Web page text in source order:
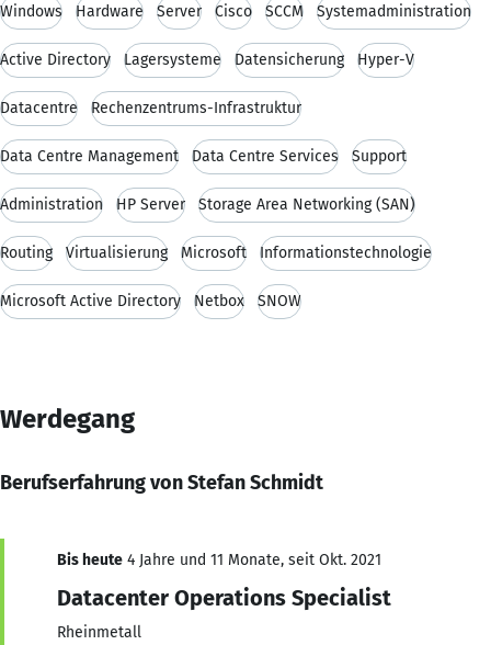
Windows Hardware Server Cisco SCCM Systemadministration
Active Directory Lagersysteme Datensicherung Hyper-V
Datacentre Rechenzentrums-Infrastruktur
Data Centre Management Data Centre Services Support
Administration HP Server Storage Area Networking (SAN)
Routing Virtualisierung Microsoft Informationstechnologie
Microsoft Active Directory Netbox SNOW
Werdegang
Berufserfahrung von Stefan Schmidt
Bis heute 4 Jahre und 11 Monate, seit Okt. 2021
Datacenter Operations Specialist
Rheinmetall